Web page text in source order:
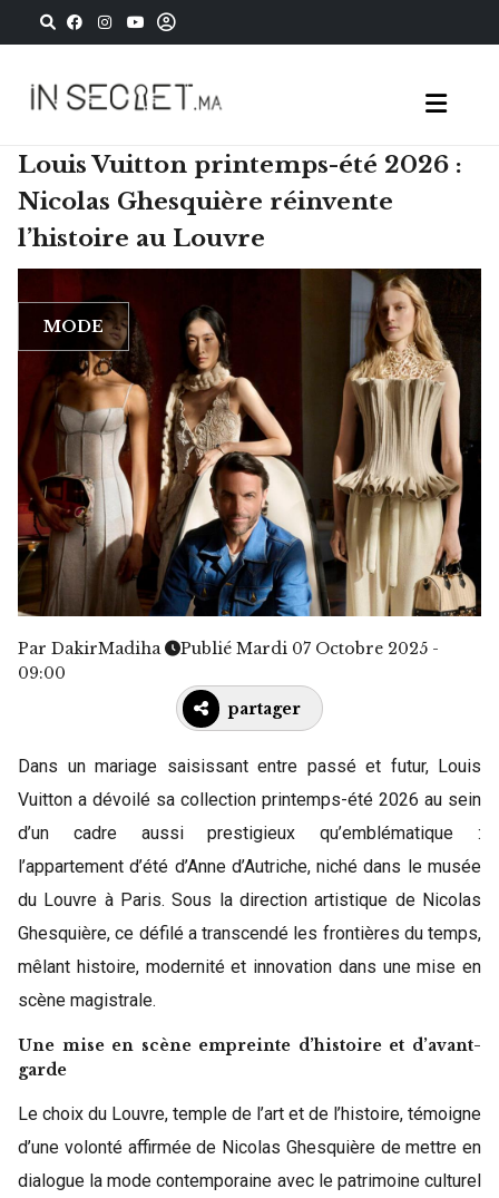
Louis Vuitton printemps-été 2026 :
Nicolas Ghesquière réinvente
l’histoire au Louvre
MODE
Par DakirMadiha
Publié Mardi 07 Octobre 2025 -
09:00
partager
Dans un mariage saisissant entre passé et futur, Louis
Vuitton a dévoilé sa collection printemps-été 2026 au sein
d’un cadre aussi prestigieux qu’emblématique :
l’appartement d’été d’Anne d’Autriche, niché dans le musée
du Louvre à Paris. Sous la direction artistique de Nicolas
Ghesquière, ce défilé a transcendé les frontières du temps,
mêlant histoire, modernité et innovation dans une mise en
scène magistrale.
Une mise en scène empreinte d’histoire et d’avant-
garde
Le choix du Louvre, temple de l’art et de l’histoire, témoigne
d’une volonté affirmée de Nicolas Ghesquière de mettre en
dialogue la mode contemporaine avec le patrimoine culturel